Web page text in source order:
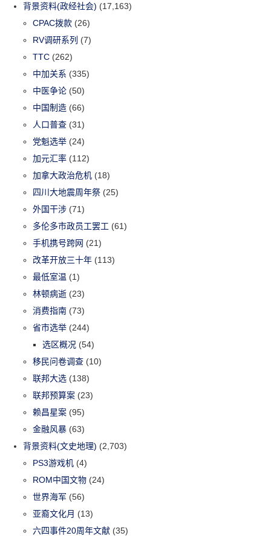
背景资料(政经社会) (17,163)
CPAC拨款 (26)
RV调研系列 (7)
TTC (262)
中加关系 (335)
中医争论 (50)
中国制造 (66)
人口普查 (31)
党魁选举 (24)
加元汇率 (112)
加拿大政治危机 (18)
四川大地震周年祭 (25)
外国干涉 (71)
多伦多市政员工罢工 (61)
手机携号跨网 (21)
改革开放三十年 (113)
最低室温 (1)
林顿病逝 (23)
消费指南 (73)
省市选举 (244)
选区概况 (54)
移民问卷调查 (10)
联邦大选 (138)
联邦预算案 (23)
赖昌星案 (95)
金融风暴 (63)
背景资料(文史地理) (2,703)
PS3游戏机 (4)
ROM中国文物 (24)
世界海军 (56)
亚裔文化月 (13)
六四事件20周年文献 (35)